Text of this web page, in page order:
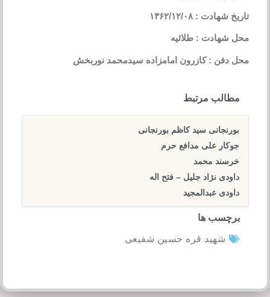
تاریخ شهادت : ۱۳۶۲/۱۲/۰۸
محل شهادت : طلائیه
محل دفن : کازرون امامزاده سیدمحمد نوربخش
مطالب مرتبط
بورنجانی سید کاظم بورنجانی
جوکار علی مدافع حرم
خرسند محمد
داودی نژاد جلیل – فتح اله
داودی عبدالمجید
برچسب ها
شهید قره حسین شفیعی